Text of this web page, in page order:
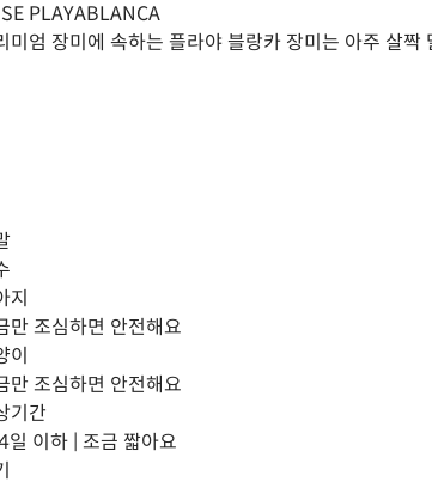
PLAYABLANCA
미엄 장미에 속하는 플라야 블랑카 장미는 아주 살
지
만 조심하면 안전해요
이
만 조심하면 안전해요
기간
일 이하 | 조금 짧아요